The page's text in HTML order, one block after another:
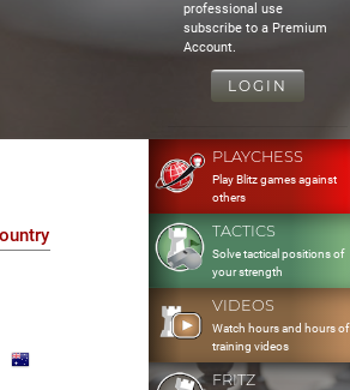
professional use
subscribe to a Premium
Account.
LOGIN
PLAYCHESS
Play Blitz games against
others
TACTICS
Solve tactical positions of
your strength
VIDEOS
Watch hours and hours of
training videos
FRITZ